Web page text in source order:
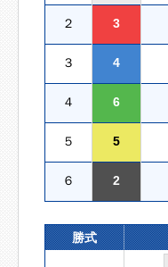
２ 3
３ 4
４ 6
５ 5
６ 2
勝式